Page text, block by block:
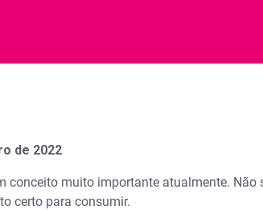
de 2022
conceito muito importante atualmente. Não
certo para consumir.